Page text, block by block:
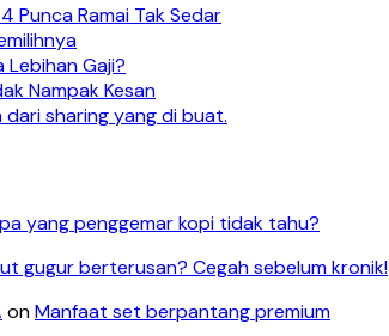
Punca Ramai Tak Sedar
Lebihan Gaji?
Nampak Kesan
dari sharing yang di buat.
yang penggemar kopi tidak tahu?
gugur berterusan? Cegah sebelum kronik!
onManfaat set berpantang premium